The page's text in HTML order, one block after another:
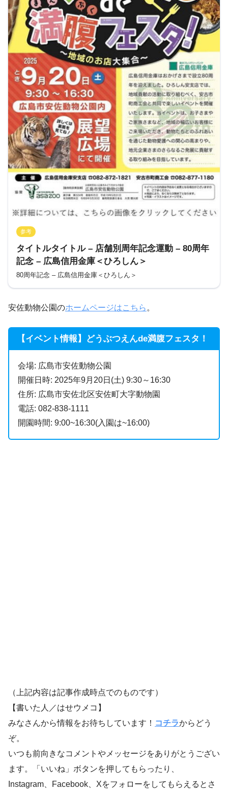
参考
タイトルタイトル – 店舗別周年記念運動 – 80周年
記念 – 広島信用金庫＜ひろしん＞
80周年記念 – 広島信用金庫＜ひろしん＞
安佐動物公園のホームページはこちら 。
【イベント情報】どうぶつえんde満腹フェスタ！
会場: 広島市安佐動物公園
開催日時: 2025年9月20日(土) 9:30～16:30
住所: 広島市安佐北区安佐町大字動物園
電話: 082-838-1111
開園時間: 9:00~16:30(入園は~16:00)
（上記内容は記事作成時点でのものです）
【書いた人／はせウメコ】
みなさんから情報をお待ちしています！ コチラからどう
ぞ。
いつも前向きなコメントやメッセージをありがとうござい
ます。「いいね」ボタンを押してもらったり、
Instagram、Facebook、Xをフォローをしてもらえるとさ